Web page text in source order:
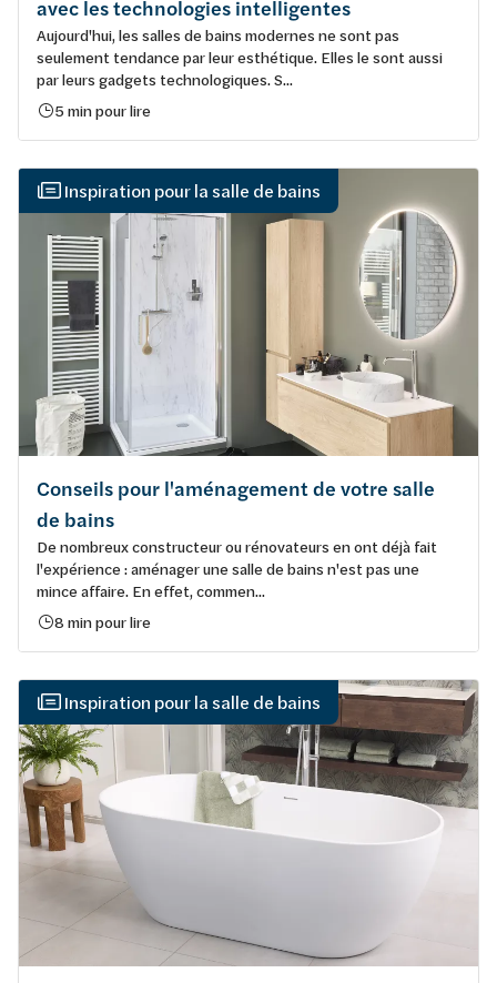
avec les technologies intelligentes
Aujourd'hui, les salles de bains modernes ne sont pas
seulement tendance par leur esthétique. Elles le sont aussi
par leurs gadgets technologiques. S...
5 min pour lire
Inspiration pour la salle de bains
Conseils pour l'aménagement de votre salle
de bains
De nombreux constructeur ou rénovateurs en ont déjà fait
l'expérience : aménager une salle de bains n'est pas une
mince affaire. En effet, commen...
8 min pour lire
Inspiration pour la salle de bains